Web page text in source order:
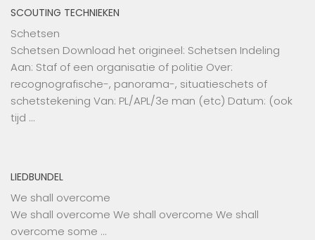
SCOUTING TECHNIEKEN
Schetsen
Schetsen Download het origineel: Schetsen Indeling
Aan: Staf of een organisatie of politie Over:
recognografische-, panorama-, situatieschets of
schetstekening Van: PL/APL/3e man (etc) Datum: (ook
tijd …
LIEDBUNDEL
We shall overcome
We shall overcome We shall overcome We shall
overcome some …